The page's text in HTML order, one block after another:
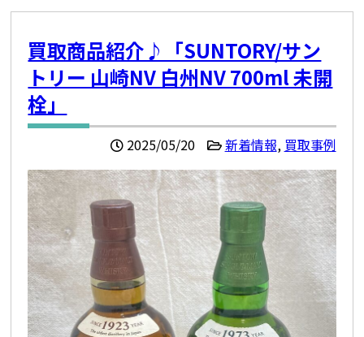
買取商品紹介♪「SUNTORY/サン
トリー 山崎NV 白州NV 700ml 未開
栓」
2025/05/20 新着情報, 買取事例